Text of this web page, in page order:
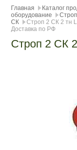
Главная Каталог
оборудование
СК
Строп 2 СК 2 тн
Доставка по РФ
Строп 2 СК